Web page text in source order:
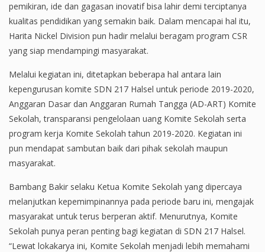
pemikiran, ide dan gagasan inovatif bisa lahir demi terciptanya
kualitas pendidikan yang semakin baik. Dalam mencapai hal itu,
Harita Nickel Division pun hadir melalui beragam program CSR
yang siap mendampingi masyarakat.
Melalui kegiatan ini, ditetapkan beberapa hal antara lain
kepengurusan komite SDN 217 Halsel untuk periode 2019-2020,
Anggaran Dasar dan Anggaran Rumah Tangga (AD-ART) Komite
Sekolah, transparansi pengelolaan uang Komite Sekolah serta
program kerja Komite Sekolah tahun 2019-2020. Kegiatan ini
pun mendapat sambutan baik dari pihak sekolah maupun
masyarakat.
Bambang Bakir selaku Ketua Komite Sekolah yang dipercaya
melanjutkan kepemimpinannya pada periode baru ini, mengajak
masyarakat untuk terus berperan aktif. Menurutnya, Komite
Sekolah punya peran penting bagi kegiatan di SDN 217 Halsel.
“Lewat lokakarya ini, Komite Sekolah menjadi lebih memahami